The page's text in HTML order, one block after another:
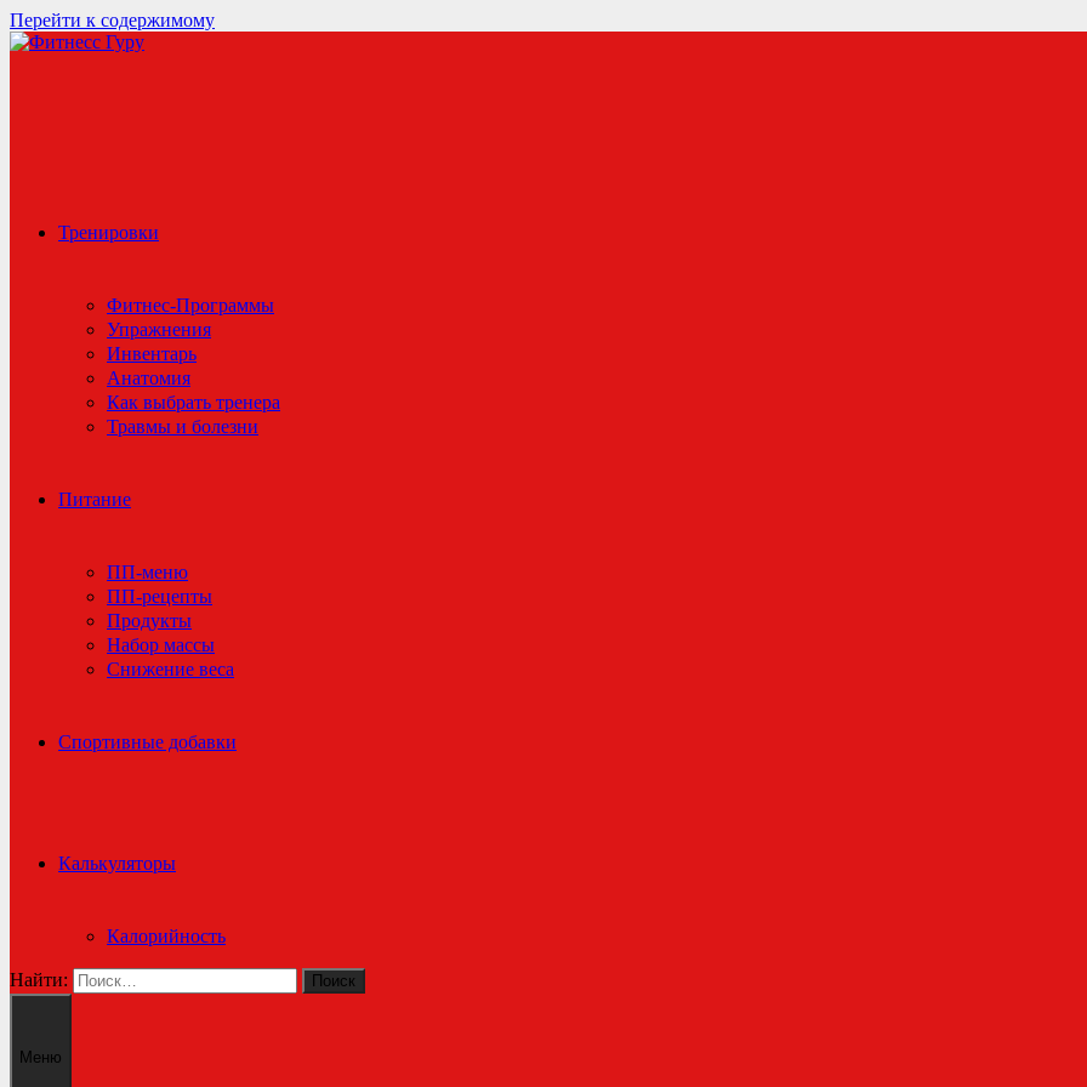
Перейти к содержимому
Тренировки
Фитнес-Программы
Упражнения
Инвентарь
Анатомия
Как выбрать тренера
Травмы и болезни
Питание
ПП-меню
ПП-рецепты
Продукты
Набор массы
Снижение веса
Спортивные добавки
Калькуляторы
Калорийность
Найти:
Меню